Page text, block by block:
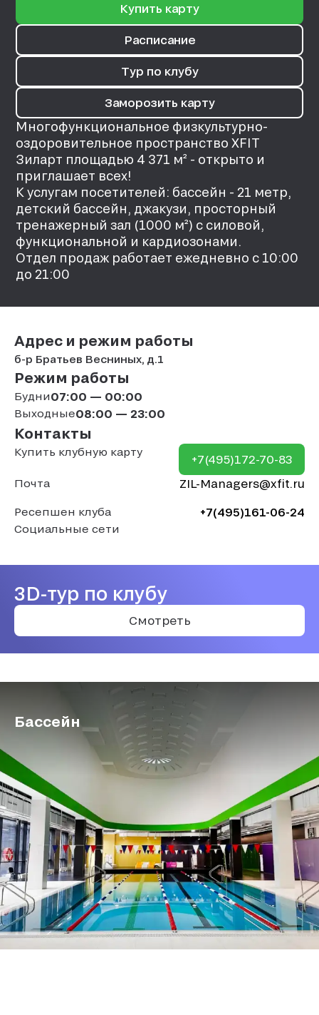
Купить карту
Расписание
Тур по клубу
Заморозить карту
Многофункциональное физкультурно-
оздоровительное пространство XFIT
Зиларт площадью 4 371 м² - открыто и
приглашает всех!
К услугам посетителей: бассейн - 21 метр,
детский бассейн, джакузи, просторный
тренажерный зал (1000 м²) с силовой,
функциональной и кардиозонами.
Отдел продаж работает ежедневно с 10:00
до 21:00
Адрес и режим работы
б-р Братьев Весниных, д.1
Режим работы
Будни07:00 — 00:00
Выходные08:00 — 23:00
Контакты
Купить клубную карту
+7(495)172-70-83
Почта ZIL-Managers@xfit.ru
Ресепшен клуба +7(495)161-06-24
Социальные сети
3D-тур по клубу
Смотреть
Бассейн